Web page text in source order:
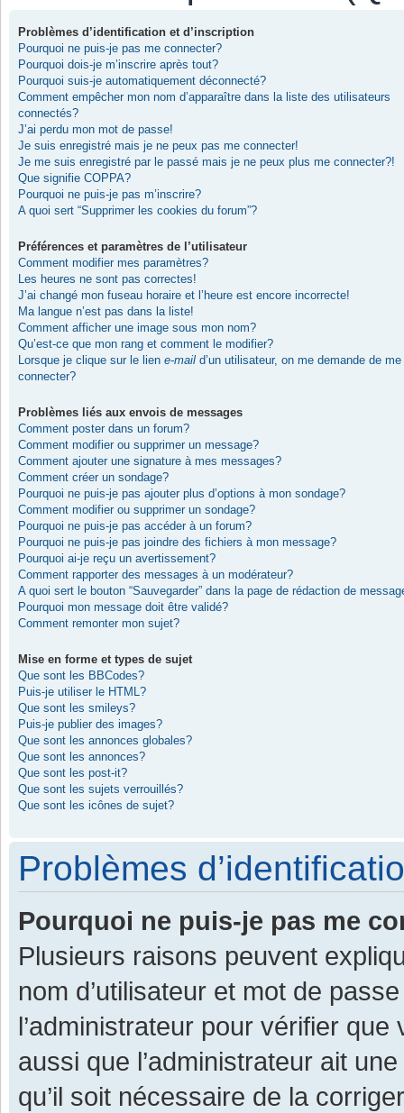
Problèmes d’identification et d’inscription
Pourquoi ne puis-je pas me connecter?
Pourquoi dois-je m’inscrire après tout?
Pourquoi suis-je automatiquement déconnecté?
Comment empêcher mon nom d’apparaître dans la liste des utilisateurs
connectés?
J’ai perdu mon mot de passe!
Je suis enregistré mais je ne peux pas me connecter!
Je me suis enregistré par le passé mais je ne peux plus me connecter?!
Que signifie COPPA?
Pourquoi ne puis-je pas m’inscrire?
A quoi sert “Supprimer les cookies du forum”?
Préférences et paramètres de l’utilisateur
Comment modifier mes paramètres?
Les heures ne sont pas correctes!
J’ai changé mon fuseau horaire et l’heure est encore incorrecte!
Ma langue n’est pas dans la liste!
Comment afficher une image sous mon nom?
Qu’est-ce que mon rang et comment le modifier?
Lorsque je clique sur le lien e-mail d’un utilisateur, on me demande de me
connecter?
Problèmes liés aux envois de messages
Comment poster dans un forum?
Comment modifier ou supprimer un message?
Comment ajouter une signature à mes messages?
Comment créer un sondage?
Pourquoi ne puis-je pas ajouter plus d’options à mon sondage?
Comment modifier ou supprimer un sondage?
Pourquoi ne puis-je pas accéder à un forum?
Pourquoi ne puis-je pas joindre des fichiers à mon message?
Pourquoi ai-je reçu un avertissement?
Comment rapporter des messages à un modérateur?
A quoi sert le bouton “Sauvegarder” dans la page de rédaction de
Pourquoi mon message doit être validé?
Comment remonter mon sujet?
Mise en forme et types de sujet
Que sont les BBCodes?
Puis-je utiliser le HTML?
Que sont les smileys?
Puis-je publier des images?
Que sont les annonces globales?
Que sont les annonces?
Que sont les post-it?
Que sont les sujets verrouillés?
Que sont les icônes de sujet?
Problèmes
Pourquoi ne puis-je pas me
Plusieurs raisons peuvent
nom d’utilisateur et mot de
l’administrateur pour vérifier
aussi que l’administrateur ait
qu’il soit nécessaire de la